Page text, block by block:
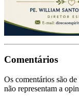
Comentários
Os comentários são
não representam a